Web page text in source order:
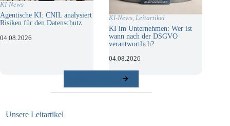
KI-News
Agentische KI: CNIL analysiert
Risiken für den Datenschutz
04.08.2026
KI-News Leitartikel
KI im Unternehmen: Wer ist
wann nach der DSGVO
verantwortlich?
04.08.2026
Unsere Leitartikel